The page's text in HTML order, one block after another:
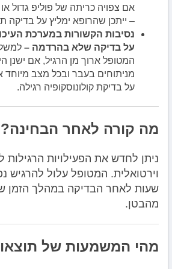
אם צפויה כריתה של פוליפ גדול
– ייתכן שהרופא ימליץ על
נסיבות הקשורות במערכת
על בדיקה שלא בהרדמה –
המטופל ארוך מן הרגיל, אם ישנן
מניתוחים בעבר ובכל מצב
על בדיקת קולונוסקופיה רגילה.
מה קורה לאחר הבחינה?
ניתן לחדש את הפעילויות הרגילות
וירטואלית. המטופל עלול להרגיש
שעות לאחר הבדיקה במהלך הזמן
מהבטן.
מהי המשמעות של